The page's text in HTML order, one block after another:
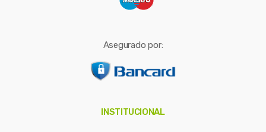
Asegurado por:
INSTITUCIONAL